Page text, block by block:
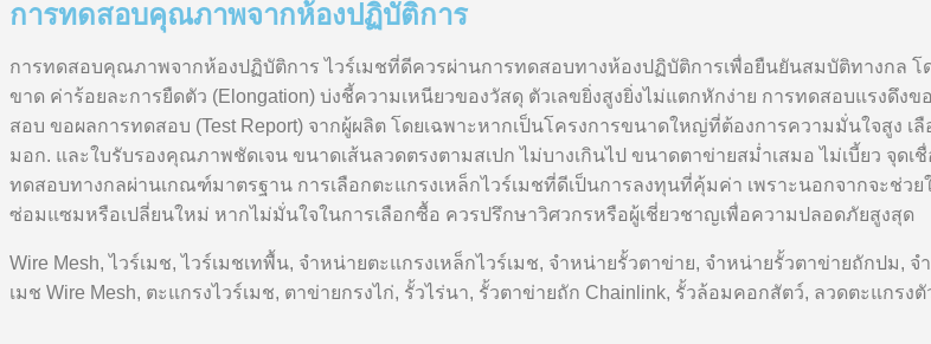
การทดสอบคุณภาพจากห้องปฏิบัติการ
การทดสอบคุณภาพจากห้องปฏิบัติการ ไวร์เมชที่ดีควรผ่านการทดสอบทางห้องปฏิบัติการเพื่อยืนยันสมบัติทางกล โ
ขาด ค่าร้อยละการยืดตัว (Elongation) บ่งชี้ความเหนียวของวัสดุ ตัวเลขยิ่งสูงยิ่งไม่แตกหักง่าย การทดสอบแรงดึงข
สอบ ขอผลการทดสอบ (Test Report) จากผู้ผลิต โดยเฉพาะหากเป็นโครงการขนาดใหญ่ที่ต้องการความมั่นใจสูง
มอก. และใบรับรองคุณภาพชัดเจน ขนาดเส้นลวดตรงตามสเปก ไม่บางเกินไป ขนาดตาข่ายสม่ำเสมอ ไม่เบี้ยว จุ
ทดสอบทางกลผ่านเกณฑ์มาตรฐาน การเลือกตะแกรงเหล็กไวร์เมชที่ดีเป็นการลงทุนที่คุ้มค่า เพราะนอกจากจะช่ว
ซ่อมแซมหรือเปลี่ยนใหม่ หากไม่มั่นใจในการเลือกซื้อ ควรปรึกษาวิศวกรหรือผู้เชี่ยวชาญเพื่อความปลอดภัยสูงสุด
Wire Mesh, ไวร์เมช, ไวร์เมชเทพื้น, จำหน่ายตะแกรงเหล็กไวร์เมช, จำหน่ายรั้วตาข่าย, จำหน่ายรั้วตาข่ายถักปม,
เมช Wire Mesh, ตะแกรงไวร์เมช, ตาข่ายกรงไก่, รั้วไร่นา, รั้วตาข่ายถัก Chainlink, รั้วล้อมคอกสัตว์, ลวดตะแกร